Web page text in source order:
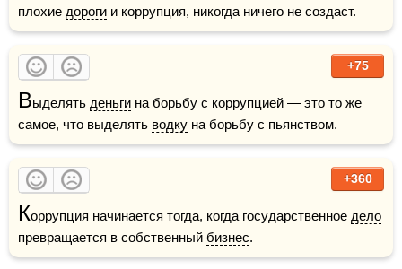
плохие дороги и коррупция, никогда ничего не создаст.
+75
Выделять деньги на борьбу с коррупцией — это то же
самое, что выделять водку на борьбу с пьянством.
+360
Коррупция начинается тогда, когда государственное дело
превращается в собственный бизнес.